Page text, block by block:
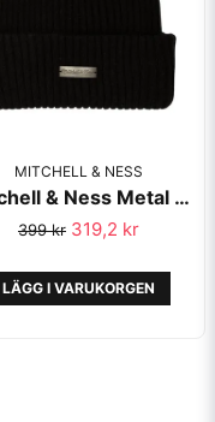
MITCHELL & NESS
Mitchell & Ness Metal Script Knit Black
399 kr 319,2 kr
LÄGG I VARUKORGEN